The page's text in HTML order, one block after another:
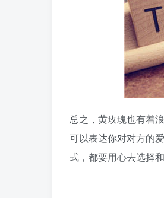
总之，黄玫瑰也有着
可以表达你对对方的
式，都要用心去选择